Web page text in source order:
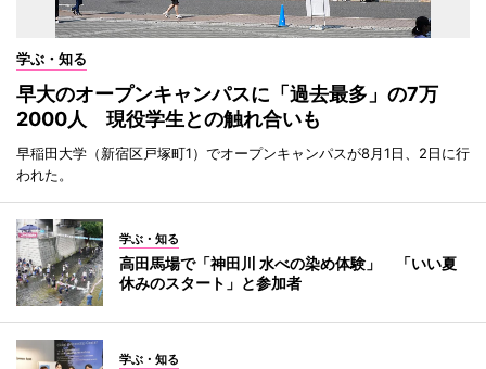
学ぶ・知る
早大のオープンキャンパスに「過去最多」の7万
2000人 現役学生との触れ合いも
早稲田大学（新宿区戸塚町1）でオープンキャンパスが8月1日、2日に行
われた。
学ぶ・知る
高田馬場で「神田川 水べの染め体験」 「いい夏
休みのスタート」と参加者
学ぶ・知る